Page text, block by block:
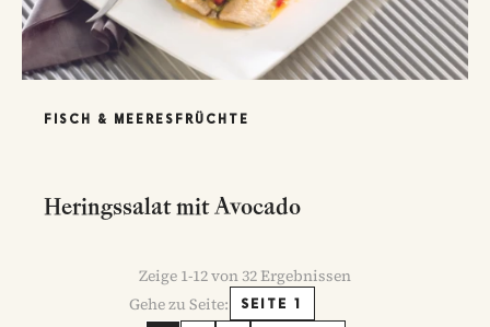
FISCH & MEERESFRÜCHTE
Heringssalat mit Avocado
Zeige 1-12von32Ergebnissen
Gehe zu Seite:
SEITE 1